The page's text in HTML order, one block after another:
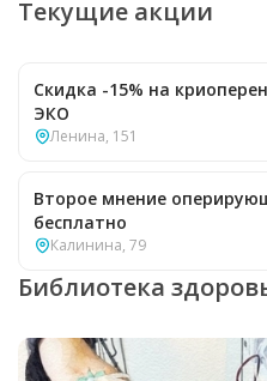
Текущие акции
Скидка -15% на
ЭКО
Ленина, 151
Второе мнение
бесплатно
Калинина, 79
Библиотека